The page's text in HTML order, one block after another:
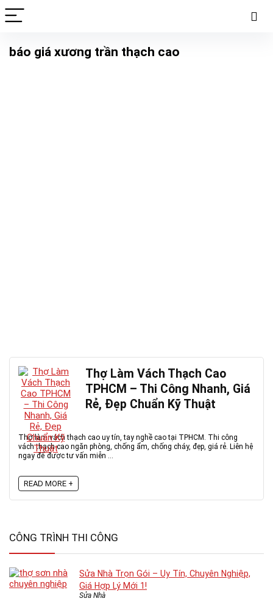
báo giá xương trần thạch cao
Thợ Làm Vách Thạch Cao
TPHCM – Thi Công Nhanh, Giá
Rẻ, Đẹp Chuẩn Kỹ Thuật
Thợ làm vách thạch cao uy tín, tay nghề cao tại TPHCM. Thi công
vách thạch cao ngăn phòng, chống ẩm, chống cháy, đẹp, giá rẻ. Liên hệ
ngay để được tư vấn miễn ...
READ MORE +
CÔNG TRÌNH THI CÔNG
Sửa Nhà Trọn Gói – Uy Tín, Chuyên Nghiệp,
Giá Hợp Lý Mới 1!
Sửa Nhà